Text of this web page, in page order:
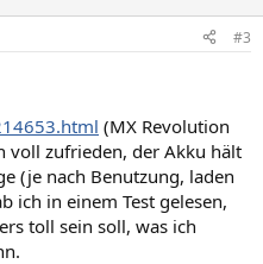
#3
(MX Revolution
voll zufrieden, der Akku hält
(je nach Benutzung, laden
ich in einem Test gelesen,
toll sein soll, was ich